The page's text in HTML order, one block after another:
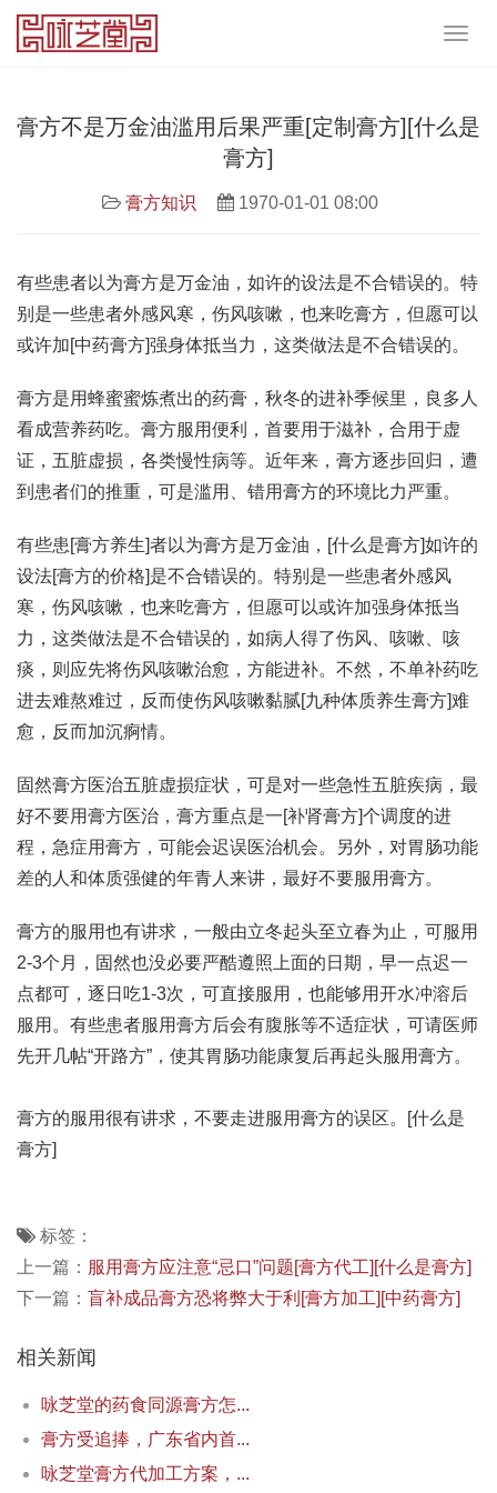
膏方不是万金油滥用后果严重[定制膏方][什么是
膏方]
膏方知识 1970-01-01 08:00
有些患者以为膏方是万金油，如许的设法是不合错误的。特
别是一些患者外感风寒，伤风咳嗽，也来吃膏方，但愿可以
或许加[中药膏方]强身体抵当力，这类做法是不合错误的。
膏方是用蜂蜜蜜炼煮出的药膏，秋冬的进补季候里，良多人
看成营养药吃。膏方服用便利，首要用于滋补，合用于虚
证，五脏虚损，各类慢性病等。近年来，膏方逐步回归，遭
到患者们的推重，可是滥用、错用膏方的环境比力严重。
有些患[膏方养生]者以为膏方是万金油，[什么是膏方]如许的
设法[膏方的价格]是不合错误的。特别是一些患者外感风
寒，伤风咳嗽，也来吃膏方，但愿可以或许加强身体抵当
力，这类做法是不合错误的，如病人得了伤风、咳嗽、咳
痰，则应先将伤风咳嗽治愈，方能进补。不然，不单补药吃
进去难熬难过，反而使伤风咳嗽黏腻[九种体质养生膏方]难
愈，反而加沉痾情。
固然膏方医治五脏虚损症状，可是对一些急性五脏疾病，最
好不要用膏方医治，膏方重点是一[补肾膏方]个调度的进
程，急症用膏方，可能会迟误医治机会。另外，对胃肠功能
差的人和体质强健的年青人来讲，最好不要服用膏方。
膏方的服用也有讲求，一般由立冬起头至立春为止，可服用
2-3个月，固然也没必要严酷遵照上面的日期，早一点迟一
点都可，逐日吃1-3次，可直接服用，也能够用开水冲溶后
服用。有些患者服用膏方后会有腹胀等不适症状，可请医师
先开几帖“开路方”，使其胃肠功能康复后再起头服用膏方。
膏方的服用很有讲求，不要走进服用膏方的误区。[什么是
膏方]
标签：
上一篇： 服用膏方应注意“忌口”问题[膏方代工][什么是膏方]
下一篇： 盲补成品膏方恐将弊大于利[膏方加工][中药膏方]
相关新闻
咏芝堂的药食同源膏方怎...
膏方受追捧，广东省内首...
咏芝堂膏方代加工方案，...